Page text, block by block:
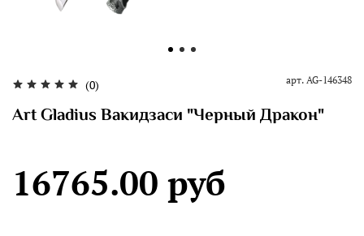
(0) арт. AG-146348
Art Gladius Вакидзаси "Черный Дракон"
16765.00 руб